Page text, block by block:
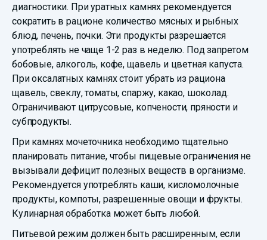
диагностики. При уратных камнях рекомендуется
сократить в рационе количество мясных и рыбных
блюд, печень, почки. Эти продукты разрешается
употреблять не чаще 1-2 раз в неделю. Под запретом
бобовые, алкоголь, кофе, щавель и цветная капуста.
При оксалатных камнях стоит убрать из рациона
щавель, свеклу, томаты, спаржу, какао, шоколад.
Ограничивают цитрусовые, копчености, пряности и
субпродукты.
При камнях мочеточника необходимо тщательно
планировать питание, чтобы пищевые ограничения не
вызывали дефицит полезных веществ в организме.
Рекомендуется употреблять каши, кисломолочные
продукты, компоты, разрешенные овощи и фрукты.
Кулинарная обработка может быть любой.
Питьевой режим должен быть расширенным, если